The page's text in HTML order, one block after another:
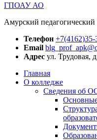
ГПОАУ АО
Амурский педагогический
Телефон +7(4162)35-
Email
Адрес ул. Трудовая,
Главная
О колледже
Сведения об